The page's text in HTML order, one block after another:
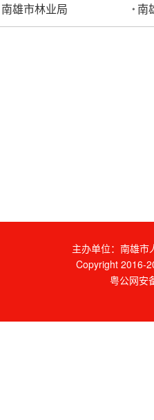
南雄市林业局
南
主办单位：南雄
Copyright 2016-
粤公网安